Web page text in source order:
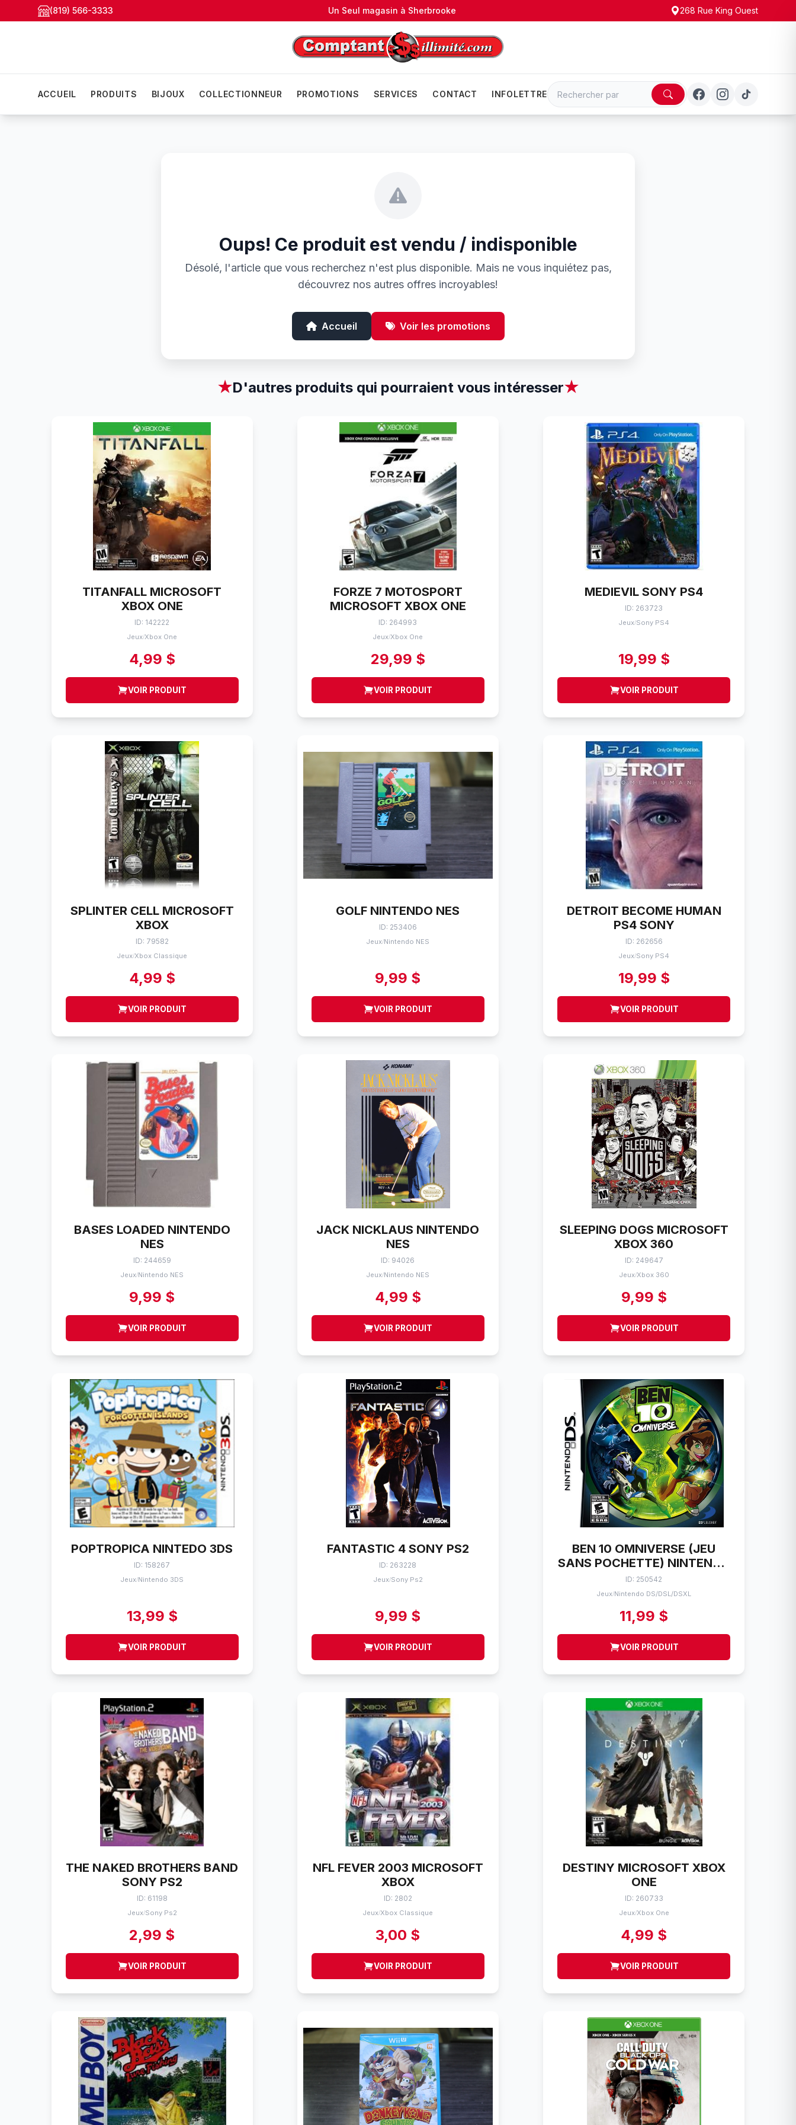
(819) 566-3333 Un Seul magasin à Sherbrooke 268 Rue King Ouest
ACCUEIL PRODUITS BIJOUX COLLECTIONNEUR PROMOTIONS SERVICES CONTACT INFOLETTRE
Oups! Ce produit est vendu / indisponible
Désolé, l'article que vous recherchez n'est plus disponible. Mais ne vous inquiétez pas,
découvrez nos autres offres incroyables!
Accueil Voir les promotions
★D'autres produits qui pourraient vous intéresser★
TITANFALL MICROSOFT
XBOX ONE
ID: 142222
Jeux/Xbox One
4,99 $
VOIR PRODUIT
FORZE 7 MOTOSPORT
MICROSOFT XBOX ONE
ID: 264993
Jeux/Xbox One
29,99 $
VOIR PRODUIT
MEDIEVIL SONY PS4
ID: 263723
Jeux/Sony PS4
19,99 $
VOIR PRODUIT
SPLINTER CELL MICROSOFT
XBOX
ID: 79582
Jeux/Xbox Classique
4,99 $
VOIR PRODUIT
GOLF NINTENDO NES
ID: 253406
Jeux/Nintendo NES
9,99 $
VOIR PRODUIT
DETROIT BECOME HUMAN
PS4 SONY
ID: 262656
Jeux/Sony PS4
19,99 $
VOIR PRODUIT
BASES LOADED NINTENDO
NES
ID: 244659
Jeux/Nintendo NES
9,99 $
VOIR PRODUIT
JACK NICKLAUS NINTENDO
NES
ID: 94026
Jeux/Nintendo NES
4,99 $
VOIR PRODUIT
SLEEPING DOGS MICROSOFT
XBOX 360
ID: 249647
Jeux/Xbox 360
9,99 $
VOIR PRODUIT
POPTROPICA NINTEDO 3DS
ID: 158267
Jeux/Nintendo 3DS
13,99 $
VOIR PRODUIT
FANTASTIC 4 SONY PS2
ID: 263228
Jeux/Sony Ps2
9,99 $
VOIR PRODUIT
BEN 10 OMNIVERSE (JEU
SANS POCHETTE) NINTENDO
DS
ID: 250542
Jeux/Nintendo DS/DSL/DSXL
11,99 $
VOIR PRODUIT
THE NAKED BROTHERS BAND
SONY PS2
ID: 61198
Jeux/Sony Ps2
2,99 $
VOIR PRODUIT
NFL FEVER 2003 MICROSOFT
XBOX
ID: 2802
Jeux/Xbox Classique
3,00 $
VOIR PRODUIT
DESTINY MICROSOFT XBOX
ONE
ID: 260733
Jeux/Xbox One
4,99 $
VOIR PRODUIT